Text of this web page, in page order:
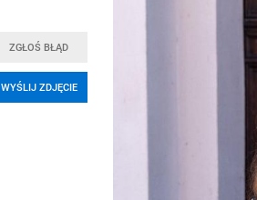
ZGŁOŚ BŁĄD
WYŚLIJ ZDJĘCIE